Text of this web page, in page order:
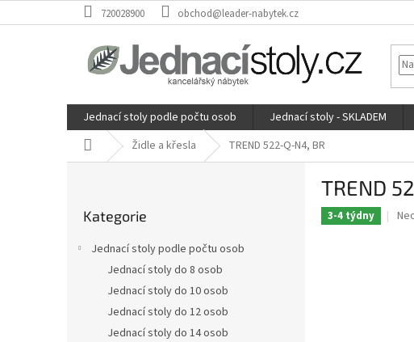
na
720028900 obchod@leader-nabytek.cz
Jednací stoly podle počtu osob Jednací stoly - SKLADEM
Domů Židle a křesla TREND 522-Q-N4, BR
kategorie
Kategorie
Jednací stoly podle počtu osob
Jednací stoly do 8 osob
Jednací stoly do 10 osob
Jednací stoly do 12 osob
Jednací stoly do 14 osob
TREND
3-4 týdny